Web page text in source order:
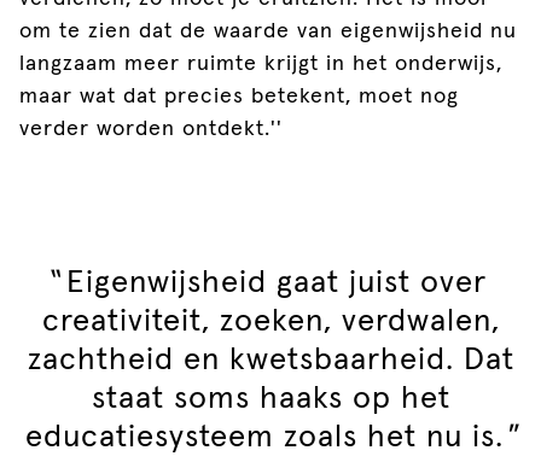
om te zien dat de waarde van eigenwijsheid nu
langzaam meer ruimte krijgt in het onderwijs,
maar wat dat precies betekent, moet nog
verder worden ontdekt.''
" Eigenwijsheid gaat juist over
creativiteit, zoeken, verdwalen,
zachtheid en kwetsbaarheid. Dat
staat soms haaks op het
educatiesysteem zoals het nu is. "